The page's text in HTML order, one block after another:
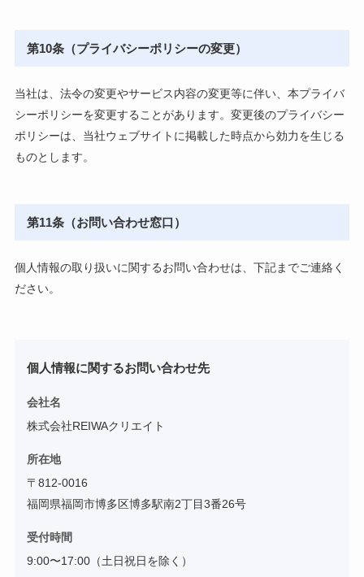
第10条（プライバシーポリシーの変更）
当社は、法令の変更やサービス内容の変更等に伴い、本プライバ
シーポリシーを変更することがあります。変更後のプライバシー
ポリシーは、当社ウェブサイトに掲載した時点から効力を生じる
ものとします。
第11条（お問い合わせ窓口）
個人情報の取り扱いに関するお問い合わせは、下記までご連絡く
ださい。
個人情報に関するお問い合わせ先
会社名
株式会社REIWAクリエイト
所在地
〒812-0016
福岡県福岡市博多区博多駅南2丁目3番26号
受付時間
9:00〜17:00（土日祝日を除く）